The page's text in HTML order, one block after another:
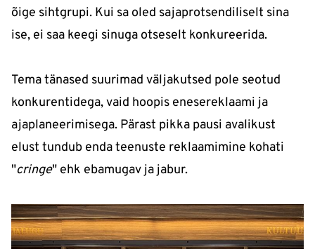
õige sihtgrupi. Kui sa oled sajaprotsendiliselt sina
ise, ei saa keegi sinuga otseselt konkureerida.
Tema tänased suurimad väljakutsed pole seotud
konkurentidega, vaid hoopis enesereklaami ja
ajaplaneerimisega. Pärast pikka pausi avalikust
elust tundub enda teenuste reklaamimine kohati
"cringe" ehk ebamugav ja jabur.